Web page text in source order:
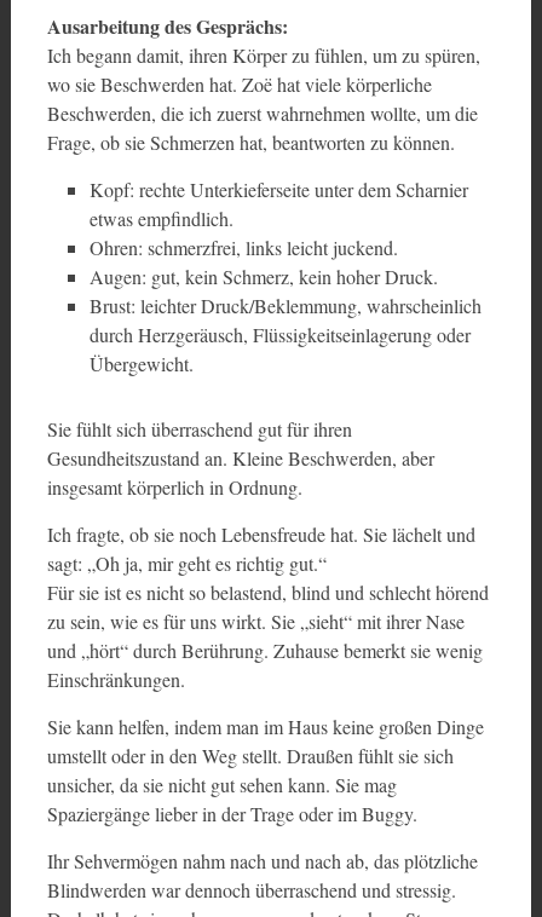
Ausarbeitung des Gesprächs:
Ich begann damit, ihren Körper zu fühlen, um zu spüren,
wo sie Beschwerden hat. Zoë hat viele körperliche
Beschwerden, die ich zuerst wahrnehmen wollte, um die
Frage, ob sie Schmerzen hat, beantworten zu können.
Kopf: rechte Unterkieferseite unter dem Scharnier
etwas empfindlich.
Ohren: schmerzfrei, links leicht juckend.
Augen: gut, kein Schmerz, kein hoher Druck.
Brust: leichter Druck/Beklemmung, wahrscheinlich
durch Herzgeräusch, Flüssigkeitseinlagerung oder
Übergewicht.
Sie fühlt sich überraschend gut für ihren
Gesundheitszustand an. Kleine Beschwerden, aber
insgesamt körperlich in Ordnung.
Ich fragte, ob sie noch Lebensfreude hat. Sie lächelt und
sagt: „Oh ja, mir geht es richtig gut.“
Für sie ist es nicht so belastend, blind und schlecht hörend
zu sein, wie es für uns wirkt. Sie „sieht“ mit ihrer Nase
und „hört“ durch Berührung. Zuhause bemerkt sie wenig
Einschränkungen.
Sie kann helfen, indem man im Haus keine großen Dinge
umstellt oder in den Weg stellt. Draußen fühlt sie sich
unsicher, da sie nicht gut sehen kann. Sie mag
Spaziergänge lieber in der Trage oder im Buggy.
Ihr Sehvermögen nahm nach und nach ab, das plötzliche
Blindwerden war dennoch überraschend und stressig.